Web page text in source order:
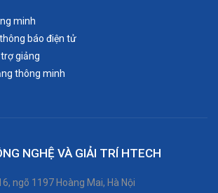
chiếu
"Mastered in 4K"
-
minh
báo điện tử
giảng
thông minh
NGHỆ VÀ GIẢI TRÍ HTECH
ngõ 1197 Hoàng Mai, Hà Nội